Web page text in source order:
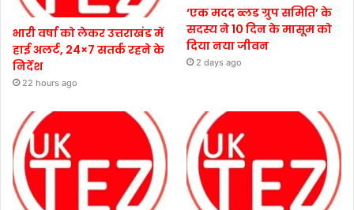
भारी वर्षा को लेकर उत्तराखंड में
हाई अलर्ट, 24×7 सतर्क रहने के
निर्देश
22 hours ago
‘एक मदद ब्लड ग्रुप समिति’ के
सदस्य ने 10 दिन के मासूम को
दिया नया जीवन
2 days ago